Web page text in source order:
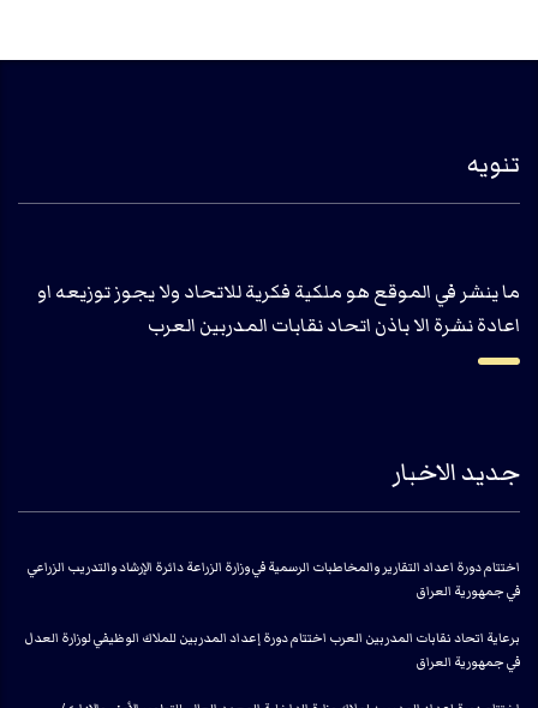
تنويه
ما ينشر في الموقع هو ملكية فكرية للاتحاد ولا يجوز توزيعه او
اعادة نشرة الا باذن اتحاد نقابات المدربين العرب
جديد الاخبار
اختتام دورة اعداد التقارير والمخاطبات الرسمية في وزارة الزراعة دائرة الإرشاد والتدريب الزراعي
في جمهورية العراق
برعاية اتحاد نقابات المدربين العرب اختتام دورة إعداد المدربين للملاك الوظيفي لوزارة العدل
في جمهورية العراق